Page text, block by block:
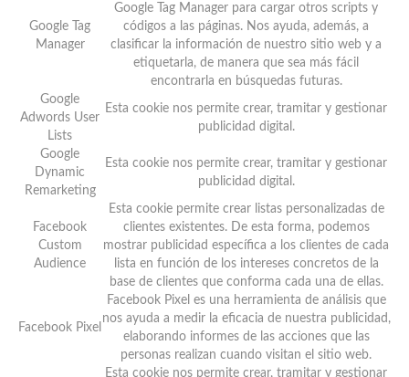
Google Tag
Manager
Google Tag Manager para cargar otros scripts y
códigos a las páginas. Nos ayuda, además, a
clasificar la información de nuestro sitio web y a
etiquetarla, de manera que sea más fácil
encontrarla en búsquedas futuras.
Google
Adwords User
Lists
Esta cookie nos permite crear, tramitar y gestionar
publicidad digital.
Google
Dynamic
Remarketing
Esta cookie nos permite crear, tramitar y gestionar
publicidad digital.
Facebook
Custom
Audience
Esta cookie permite crear listas personalizadas de
clientes existentes. De esta forma, podemos
mostrar publicidad específica a los clientes de cada
lista en función de los intereses concretos de la
base de clientes que conforma cada una de ellas.
Facebook Pixel
Facebook Pixel es una herramienta de análisis que
nos ayuda a medir la eficacia de nuestra publicidad,
elaborando informes de las acciones que las
personas realizan cuando visitan el sitio web.
Esta cookie nos permite crear, tramitar y gestionar